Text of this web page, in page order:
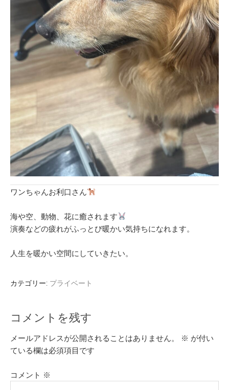
ワンちゃんお利口さん
海や空、動物、花に癒されます
演奏などの疲れがふっとび暖かい気持ちになれます。
人生を暖かい空間にしていきたい。
カテゴリー: プライベート
コメントを残す
メールアドレスが公開されることはありません。 ※ が付い
ている欄は必須項目です
コメント ※